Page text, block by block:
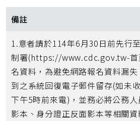
備註
1.意者請於114年6月30日前先行
制署(https://www.cdc.gov.tw-首
名資料，為避免網路報名資料漏
到之系統回復電子郵件留存(如未
下午5時前來電)，並務必將公務
影本、身分證正反面影本等相關